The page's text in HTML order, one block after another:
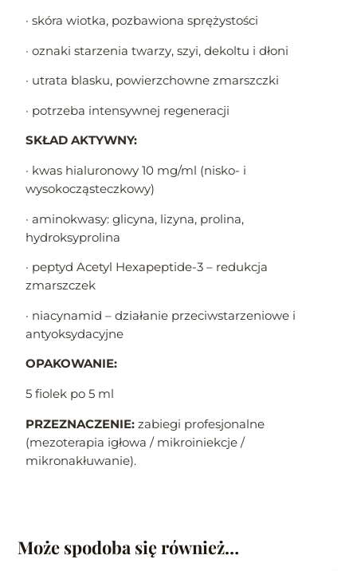
· skóra wiotka, pozbawiona sprężystości
· oznaki starzenia twarzy, szyi, dekoltu i dłoni
· utrata blasku, powierzchowne zmarszczki
· potrzeba intensywnej regeneracji
SKŁAD AKTYWNY:
· kwas hialuronowy 10 mg/ml (nisko- i
wysokocząsteczkowy)
· aminokwasy: glicyna, lizyna, prolina,
hydroksyprolina
· peptyd Acetyl Hexapeptide-3 – redukcja
zmarszczek
· niacynamid – działanie przeciwstarzeniowe i
antyoksydacyjne
OPAKOWANIE:
5 fiolek po 5 ml
PRZEZNACZENIE: zabiegi profesjonalne
(mezoterapia igłowa / mikroiniekcje /
mikronakłuwanie).
Może spodoba się również…